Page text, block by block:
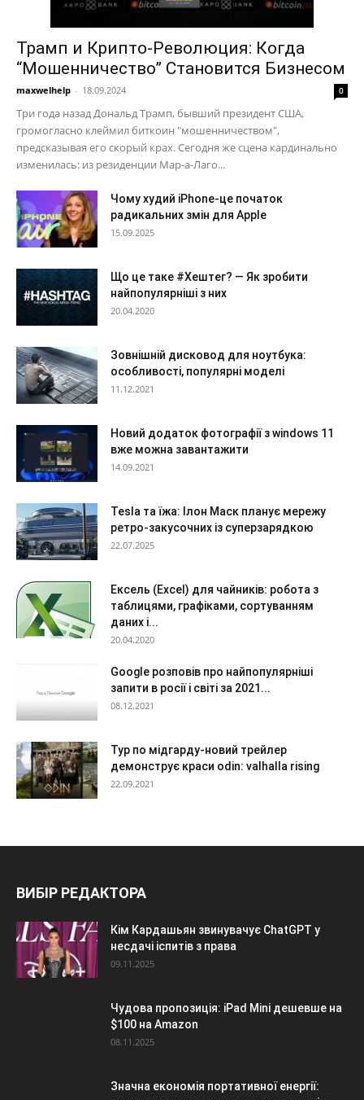
Трамп и Крипто-Революция: Когда
“Мошенничество” Становится Бизнесом
maxwelhelp - 18.09.2024 0
Три года назад Дональд Трамп, бывший президент США,
громогласно клеймил биткоин "мошенничеством",
предсказывая его скорый крах. Сегодня же сцена кардинально
изменилась: из резиденции Мар-а-Лаго...
Чому худий iPhone-це початок
радикальних змін для Apple
15.09.2025
Що це таке #Хештег? — Як зробити
найпопулярніші з них
20.04.2020
Зовнішній дисковод для ноутбука:
особливості, популярні моделі
11.12.2021
Новий додаток фотографії з windows 11
вже можна завантажити
14.09.2021
Tesla та їжа: Ілон Маск планує мережу
ретро-закусочних із суперзарядкою
22.07.2025
Ексель (Excel) для чайників: робота з
таблицями, графіками, сортуванням
даних і...
20.04.2020
Google розповів про найпопулярніші
запити в росії і світі за 2021...
08.12.2021
Тур по мідгарду-новий трейлер
демонструє краси odin: valhalla rising
22.09.2021
ВИБІР РЕДАКТОРА
Кім Кардашьян звинувачує ChatGPT у
несдачі іспитів з права
09.11.2025
Чудова пропозиція: iPad Mini дешевше на
$100 на Amazon
08.11.2025
Значна економія портативної енергії: